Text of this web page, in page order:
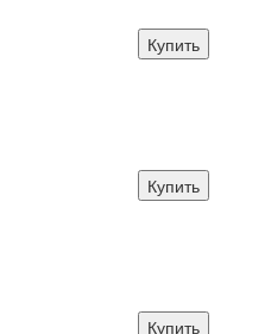
Купить
Купить
Купить